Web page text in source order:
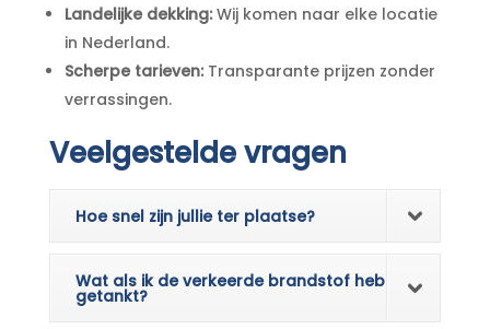
Landelijke dekking:Wij komen naar elke locatie
in Nederland.
Scherpe tarieven:Transparante prijzen zonder
verrassingen.
Veelgestelde vragen
Hoe snel zijn jullie ter plaatse?
Wat als ik de verkeerde brandstof heb
getankt?